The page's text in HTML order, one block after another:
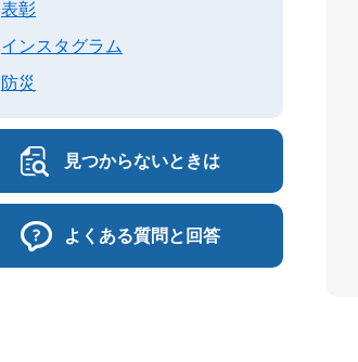
表彰
インスタグラム
防災
見つからないときは
よくある質問と回答